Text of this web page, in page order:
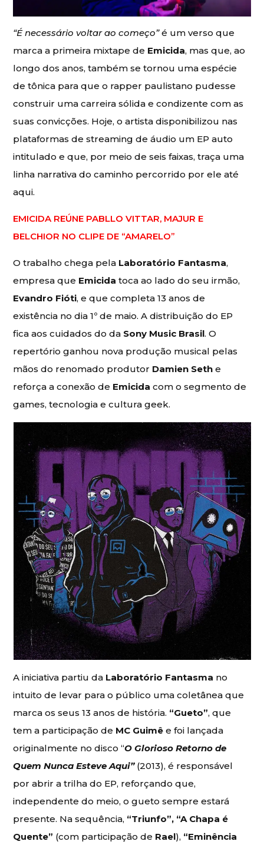
“É necessário voltar ao começo”é um verso que
marca a primeira mixtape de Emicida, mas que, ao
longo dos anos, também se tornou uma espécie
de tônica para que o rapper paulistano pudesse
construir uma carreira sólida e condizente com as
suas convicções. Hoje, o artista disponibilizou nas
plataformas de streaming de áudio um EP auto
intitulado e que, por meio de seis faixas, traça uma
linha narrativa do caminho percorrido por ele até
aqui.
EMICIDA REÚNE PABLLO VITTAR, MAJUR E
BELCHIOR NO CLIPE DE “AMARELO”
O trabalho chega pela Laboratório Fantasma,
empresa que Emicida toca ao lado do seu irmão,
Evandro Fióti, e que completa 13 anos de
existência no dia 1º de maio. A distribuição do EP
fica aos cuidados do da Sony Music Brasil. O
repertório ganhou nova produção musical pelas
mãos do renomado produtor Damien Seth e
reforça a conexão de Emicida com o segmento de
games, tecnologia e cultura geek.
A iniciativa partiu da Laboratório Fantasma no
intuito de levar para o público uma coletânea que
marca os seus 13 anos de história. “Gueto”, que
tem a participação de MC Guimê e foi lançada
originalmente no disco “O Glorioso Retorno de
Quem Nunca Esteve Aqui”(2013), é responsável
por abrir a trilha do EP, reforçando que,
independente do meio, o gueto sempre estará
presente. Na sequência, “Triunfo”, “A Chapa é
Quente” (com participação de Rael), “Eminência